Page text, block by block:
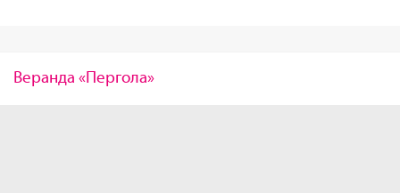
Веранда «Пергола»